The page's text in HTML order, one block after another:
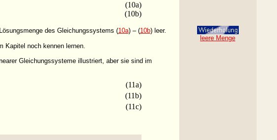
(10a)
(10b)
des Gleichungssystems (10a) – (10b) leer.
Kapitel noch kennen lernen.
Gleichungssysteme illustriert, aber sie sind im
(11a)
(11b)
(11c)
leere Menge